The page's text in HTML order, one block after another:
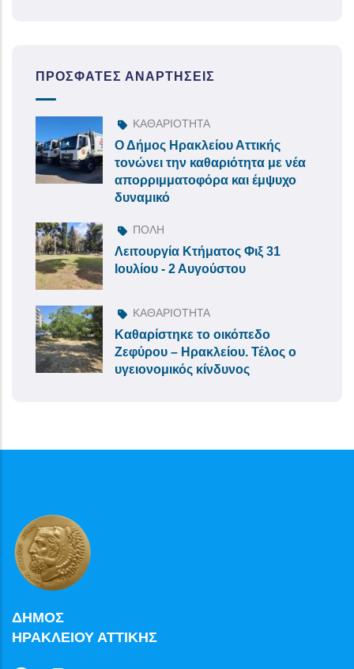
ΠΡΌΣΦΑΤΕΣ ΑΝΑΡΤΉΣΕΙΣ
ΚΑΘΑΡΙΟΤΗΤΑ
Ο Δήμος Ηρακλείου Αττικής
τονώνει την καθαριότητα με νέα
απορριμματοφόρα και έμψυχο
δυναμικό
ΠΟΛΗ
Λειτουργία Κτήματος Φιξ 31
Ιουλίου - 2 Αυγούστου
ΚΑΘΑΡΙΟΤΗΤΑ
Καθαρίστηκε το οικόπεδο
Ζεφύρου – Ηρακλείου. Τέλος ο
υγειονομικός κίνδυνος
ΔΗΜΟΣ
ΗΡΑΚΛΕΙΟΥ ΑΤΤΙΚΗΣ